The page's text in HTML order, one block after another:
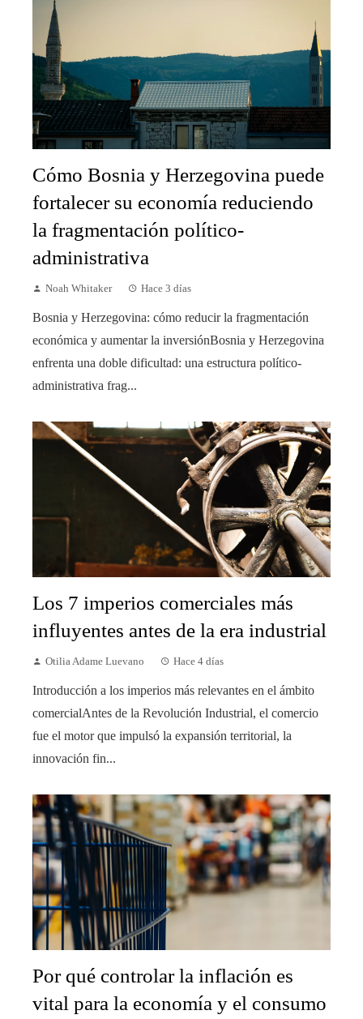
Cómo Bosnia y Herzegovina puede
fortalecer su economía reduciendo
la fragmentación político-
administrativa
Noah Whitaker Hace 3 días
Bosnia y Herzegovina: cómo reducir la fragmentación
económica y aumentar la inversiónBosnia y Herzegovina
enfrenta una doble dificultad: una estructura político-
administrativa frag...
Los 7 imperios comerciales más
influyentes antes de la era industrial
Otilia Adame Luevano Hace 4 días
Introducción a los imperios más relevantes en el ámbito
comercialAntes de la Revolución Industrial, el comercio
fue el motor que impulsó la expansión territorial, la
innovación fin...
Por qué controlar la inflación es
vital para la economía y el consumo